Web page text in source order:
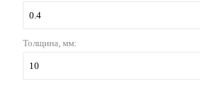
0.4
Толщина, мм:
10